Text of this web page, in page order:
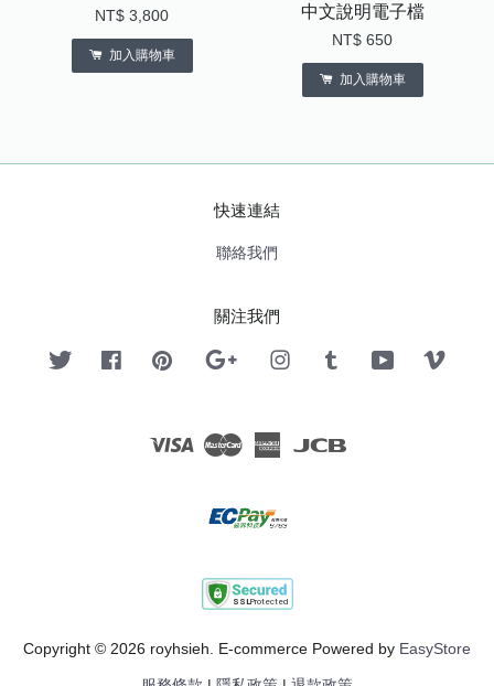
NT$ 3,800
加入購物車
中文說明電子檔
NT$ 650
加入購物車
快速連結
聯絡我們
關注我們
Twitter FacebookPinterest Google InstagramTumblr YouTube
Visa Master American
Copyright © 2026 royhsieh. E-commerce Powered by EasyStore